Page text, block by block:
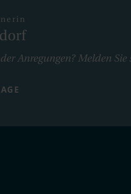
Anregungen? Melden Sie